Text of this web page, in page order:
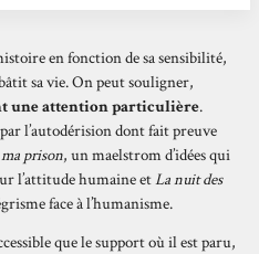
en fonction de sa sensibilité,
sa vie. On peut souligner,
une attention particulière.
l’autodérision dont fait preuve
prison, un maelstrom d’idées qui
l’attitude humaine etLa nuit des
face à l’humanisme.
que le support où il est paru,